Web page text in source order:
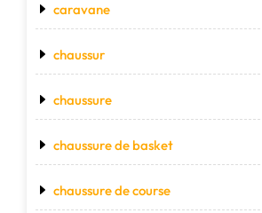
caravane
chaussur
chaussure
chaussure de basket
chaussure de course